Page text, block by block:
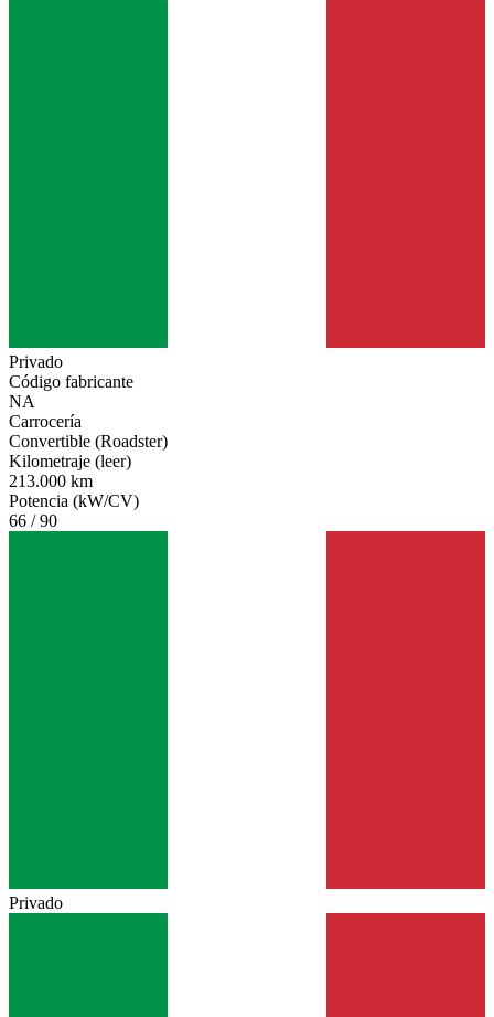
Privado
Código fabricante
NA
Carrocería
Convertible (Roadster)
Kilometraje (leer)
213.000 km
Potencia (kW/CV)
66 / 90
Privado